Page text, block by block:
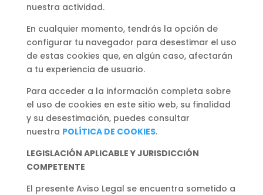
nuestra actividad.
En cualquier momento, tendrás la opción de
configurar tu navegador para desestimar el uso
de estas cookies que, en algún caso, afectarán
a tu experiencia de usuario.
Para acceder a la información completa sobre
el uso de cookies en este sitio web, su finalidad
y su desestimación, puedes consultar
nuestra POLÍTICA DE COOKIES.
LEGISLACIÓN APLICABLE Y JURISDICCIÓN
COMPETENTE
El presente Aviso Legal se encuentra sometido a